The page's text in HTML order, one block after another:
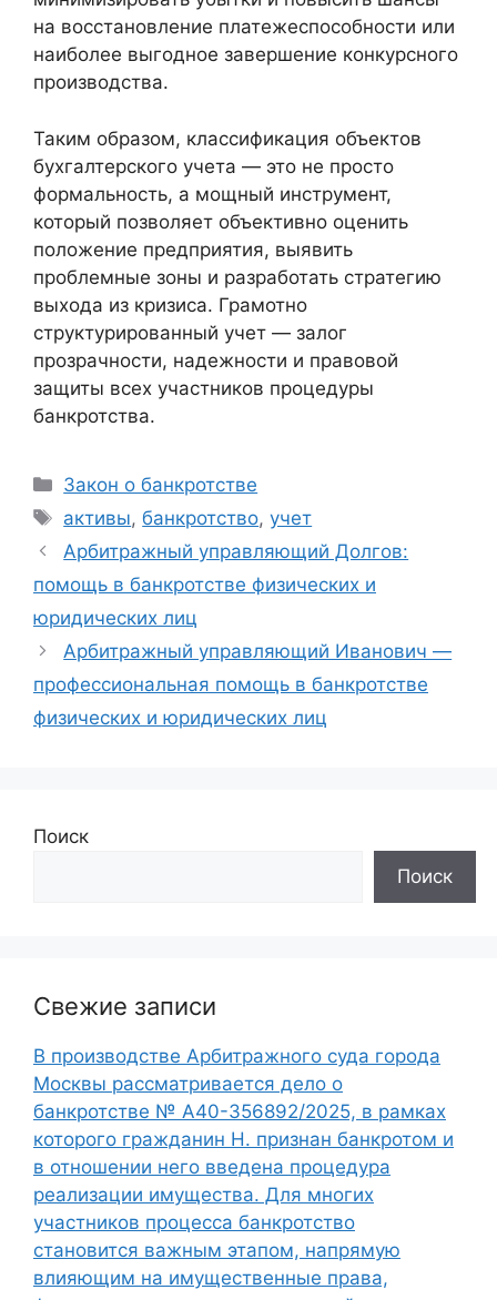
на восстановление платежеспособности или
наиболее выгодное завершение конкурсного
производства.
Таким образом, классификация объектов
бухгалтерского учета — это не просто
формальность, а мощный инструмент,
который позволяет объективно оценить
положение предприятия, выявить
проблемные зоны и разработать стратегию
выхода из кризиса. Грамотно
структурированный учет — залог
прозрачности, надежности и правовой
защиты всех участников процедуры
банкротства.
Рубрики
Закон о банкротстве
Метки
активы,банкротство,учет
Арбитражный управляющий Долгов:
помощь в банкротстве физических и
юридических лиц
Арбитражный управляющий Иванович —
профессиональная помощь в банкротстве
физических и юридических лиц
Поиск
Поиск
Свежие записи
В производстве Арбитражного суда города
Москвы рассматривается дело о
банкротстве № А40-356892/2025, в рамках
которого гражданин Н. признан банкротом и
в отношении него введена процедура
реализации имущества. Для многих
участников процесса банкротство
становится важным этапом, напрямую
влияющим на имущественные права,